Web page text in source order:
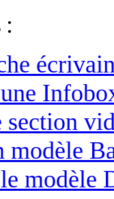
:
modèle
modèle